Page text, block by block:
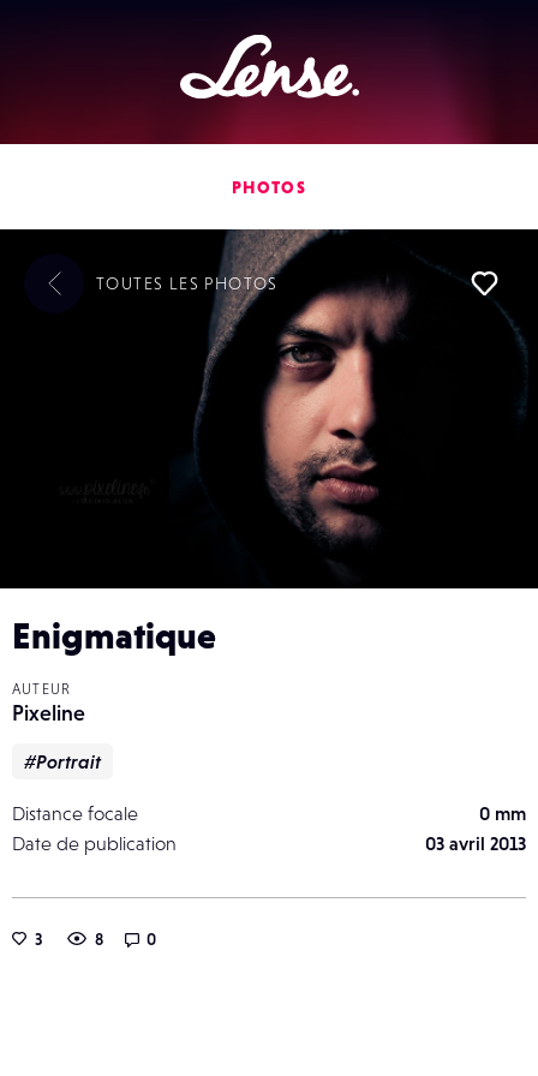
Lense
PHOTOS
Enigmatique
AUTEUR
Pixeline
#Portrait
Distance focale
0 mm
Date de publication
03 avril 2013
3 8 0
TOUTES LES PHOTOS